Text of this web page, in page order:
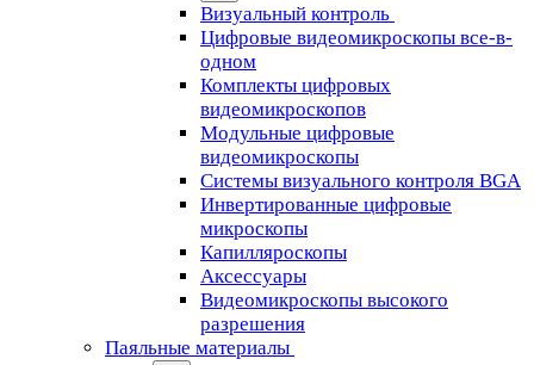
Визуальный контроль
Цифровые видеомикроскопы все-в-
одном
Комплекты цифровых
видеомикроскопов
Модульные цифровые
видеомикроскопы
Cистемы визуального контроля BGA
Инвертированные цифровые
микроскопы
Капилляроскопы
Аксессуары
Видеомикроскопы высокого
разрешения
Паяльные материалы